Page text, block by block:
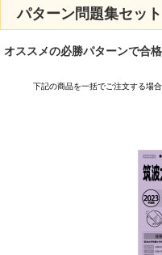
パターン問題集セッ
オススメの必勝パターンで合
下記の商品を一括でご注文する場